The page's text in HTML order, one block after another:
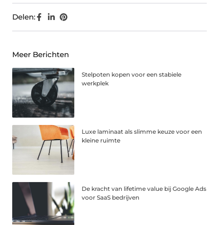
Delen:
Meer Berichten
Stelpoten kopen voor een stabiele
werkplek
Luxe laminaat als slimme keuze voor een
kleine ruimte
De kracht van lifetime value bij Google Ads
voor SaaS bedrijven